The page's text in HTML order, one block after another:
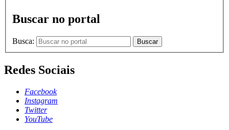
Buscar no portal
Busca: Buscar
Redes Sociais
Facebook
Instagram
Twitter
YouTube